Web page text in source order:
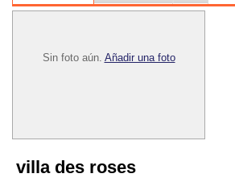
Sin foto aún. Añadir una foto
villa des roses